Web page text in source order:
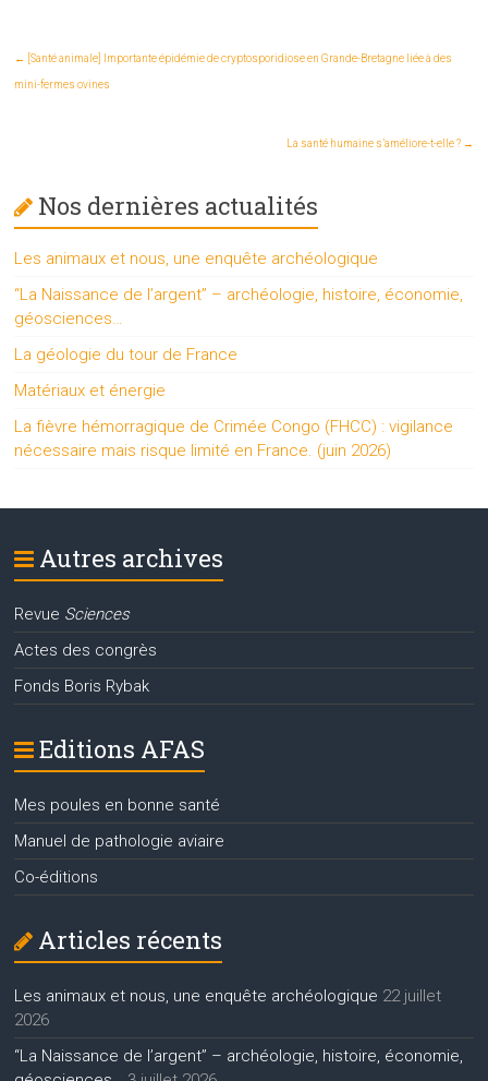
← [Santé animale] Importante épidémie de cryptosporidiose en Grande-Bretagne liée à des
mini-fermes ovines
La santé humaine s’améliore-t-elle ? →
Nos dernières actualités
Les animaux et nous, une enquête archéologique
“La Naissance de l’argent” – archéologie, histoire, économie,
géosciences…
La géologie du tour de France
Matériaux et énergie
La fièvre hémorragique de Crimée Congo (FHCC) : vigilance
nécessaire mais risque limité en France. (juin 2026)
Autres archives
Revue Sciences
Actes des congrès
Fonds Boris Rybak
Editions AFAS
Mes poules en bonne santé
Manuel de pathologie aviaire
Co-éditions
Articles récents
Les animaux et nous, une enquête archéologique 22 juillet
2026
“La Naissance de l’argent” – archéologie, histoire, économie,